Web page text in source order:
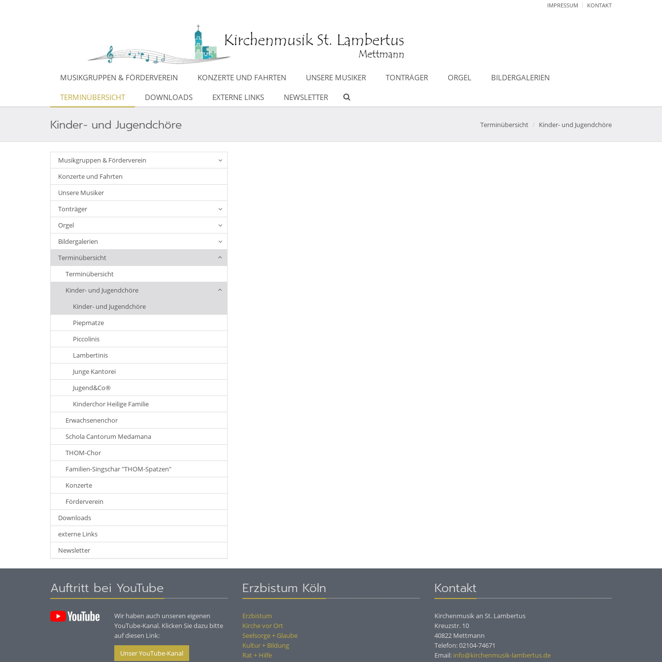
IMPRESSUM KONTAKT
MUSIKGRUPPEN & FÖRDERVEREIN KONZERTE UND FAHRTEN UNSERE MUSIKER TONTRÄGER ORGEL
BILDERGALERIEN
TERMINÜBERSICHT
DOWNLOADS EXTERNE LINKS NEWSLETTER
Kinder- und Jugendchöre Terminübersicht Kinder- und Jugendchöre
Musikgruppen & Förderverein
Konzerte und Fahrten
Unsere Musiker
Tonträger
Orgel
Bildergalerien
Terminübersicht
Terminübersicht
Kinder- und Jugendchöre
Kinder- und Jugendchöre
Piepmatze
Piccolinis
Lambertinis
Junge Kantorei
Jugend&Co®
Kinderchor Heilige Familie
Erwachsenenchor
Schola Cantorum Medamana
THOM-Chor
Familien-Singschar "THOM-Spatzen"
Konzerte
Förderverein
Downloads
externe Links
Newsletter
Auftritt bei YouTube
Wir haben auch unseren eigenen
YouTube-Kanal. Klicken Sie dazu bitte
auf diesen Link:
Unser YouTube-Kanal
Erzbistum Köln
Erzbistum
Kirche vor Ort
Seelsorge + Glaube
Kultur + Bildung
Rat + Hilfe
Kontakt
Kirchenmusik an St. Lambertus
Kreuzstr. 10
40822 Mettmann
Telefon: 02104-74671
Email: info@kirchenmusik-lambertus.de